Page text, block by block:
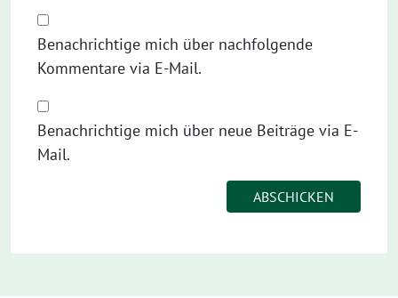
Benachrichtige mich über nachfolgende
Kommentare via E-Mail.
Benachrichtige mich über neue Beiträge via E-
Mail.